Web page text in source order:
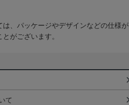
は、パッケージやデザインなどの仕様が
がございます。
て